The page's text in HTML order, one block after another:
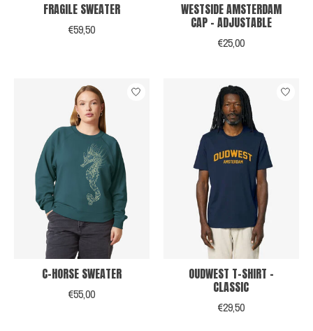
FRAGILE SWEATER
€59,50
WESTSIDE AMSTERDAM
CAP - ADJUSTABLE
€25,00
C-HORSE SWEATER
€55,00
OUDWEST T-SHIRT -
CLASSIC
€29,50